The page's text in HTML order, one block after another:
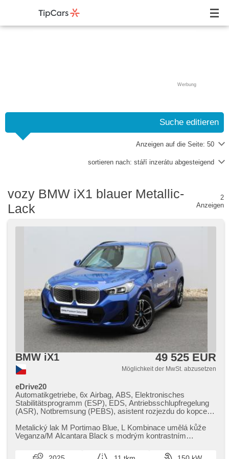
Werbung
Suche editieren
Anzeigen auf die Seite: 50
sortieren nach: stáří inzerátu abgesteigend
vozy BMW iX1 blauer Metallic-
Lack
2
Anzeigen
BMW iX1 49 525 EUR
Möglichkeit der MwSt. abzusetzen
eDrive20
Automatikgetriebe, 6x Airbag, ABS, Elektronisches
Stabilitätsprogramm (ESP), EDS, Antriebsschlupfregelung
(ASR), Notbremsung (PEBS), asistent rozjezdu do kopce
jízdního pruhu, automatisch im Berg bremsen , Fahrgestell
Steifheitsregelung, Servolenkung, Klimaautomatik,
automatické přepínání dálkových světel, Alufelgen, erfüllt
Metalický lak M Portimao Blue,​ L Kombinace umělá kůže
Veganza/M Alcantara Black s modrým kontrastním